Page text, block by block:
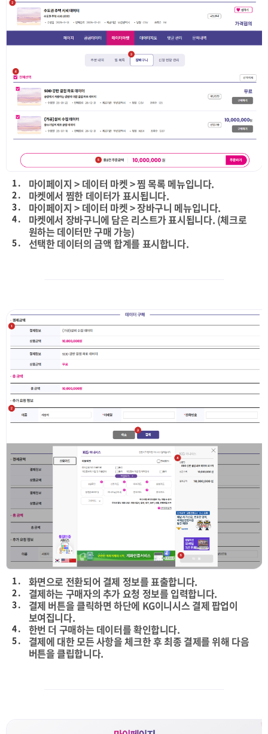
1 . 마이페이지 > 데이터 마켓 > 찜 목록 메뉴입니다.
2 . 마켓에서 찜한 데이터가 표시됩니다.
3 . 마이페이지 > 데이터 마켓 > 장바구니 메뉴입니다.
4 .
마켓에서 장바구니에 담은 리스트가 표시됩니다. (체크로
원하는 데이터만 구매 가능)
5 . 선택한 데이터의 금액 합계를 표시합니다.
1 . 화면으로 전환되어 결제 정보를 표출합니다.
2 . 결제하는 구매자의 추가 요청 정보를 입력합니다.
3 .
결제 버튼을 클릭하면 하단에 KG이니시스 결제 팝업이
보여집니다.
4 . 한번 더 구매하는 데이터를 확인합니다.
5 .
결제에 대한 모든 사항을 체크한 후 최종 결제를 위해 다음
버튼을 클립합니다.